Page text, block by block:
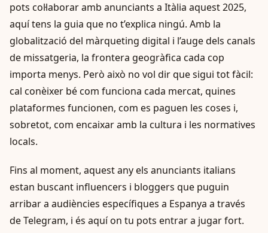
pots col·laborar amb anunciants a Itàlia aquest 2025,
aquí tens la guia que no t’explica ningú. Amb la
globalització del màrqueting digital i l’auge dels canals
de missatgeria, la frontera geogràfica cada cop
importa menys. Però això no vol dir que sigui tot fàcil:
cal conèixer bé com funciona cada mercat, quines
plataformes funcionen, com es paguen les coses i,
sobretot, com encaixar amb la cultura i les normatives
locals.
Fins al moment, aquest any els anunciants italians
estan buscant influencers i bloggers que puguin
arribar a audiències específiques a Espanya a través
de Telegram, i és aquí on tu pots entrar a jugar fort.